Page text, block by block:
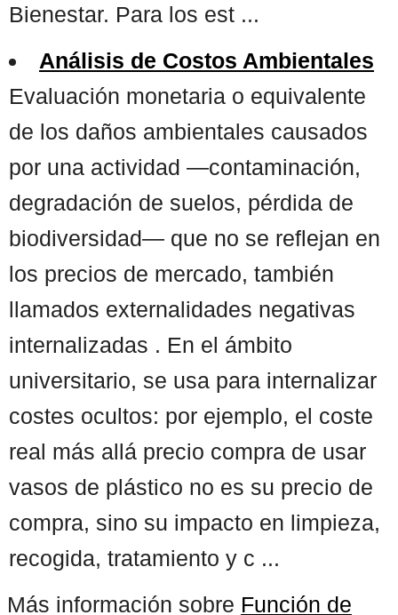
Bienestar. Para los est ...
Análisis de Costos Ambientales
Evaluación monetaria o equivalente
de los daños ambientales causados
por una actividad —contaminación,
degradación de suelos, pérdida de
biodiversidad— que no se reflejan en
los precios de mercado, también
llamados externalidades negativas
internalizadas . En el ámbito
universitario, se usa para internalizar
costes ocultos: por ejemplo, el coste
real más allá precio compra de usar
vasos de plástico no es su precio de
compra, sino su impacto en limpieza,
recogida, tratamiento y c ...
Más información sobre Función de